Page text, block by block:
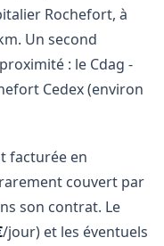
Rochefort, à
Un second
: le Cdag -
Cedex (environ
facturée en
couvert par
son contrat. Le
/jour) et les éventuels